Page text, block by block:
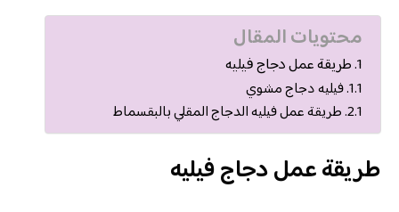
محتويات المقال
طريقة عمل دجاج فيليه
فيليه دجاج مشوي
طريقة عمل فيليه الدجاج المقلي بالبقسماط
طريقة عمل دجاج فيليه